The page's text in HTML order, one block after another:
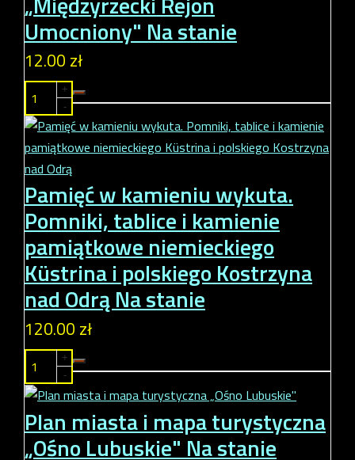
Umocniony" Na stanie
12.00 zł
+
-
Pamięć w kamieniu wykuta.
Pomniki, tablice i kamienie
pamiątkowe niemieckiego
Küstrina i polskiego Kostrzyna
nad OdrąNa stanie
120.00 zł
+
-
Plan miasta i mapa turystyczna
„Ośno Lubuskie" Na stanie